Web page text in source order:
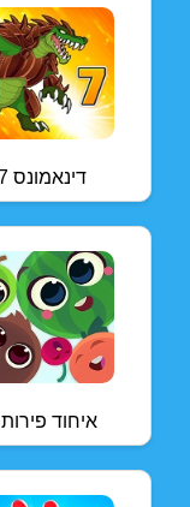
דינאמונס 7
איחוד פירות 2